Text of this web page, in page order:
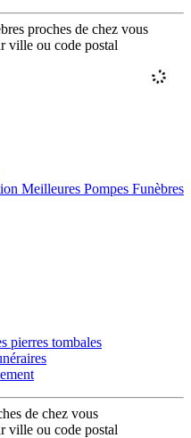
proches de chez vous
ville ou code postal
Meilleures Pompes Funèbres
pierres tombales
de chez vous
ville ou code postal